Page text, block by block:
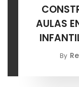
AULAS
By